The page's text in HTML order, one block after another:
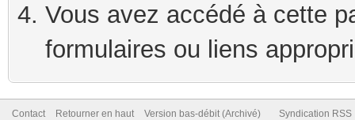
Vous avez accédé à cette
formulaires ou liens
Contact Retourner en haut Version bas-débit (Archivé) Syndication RSS